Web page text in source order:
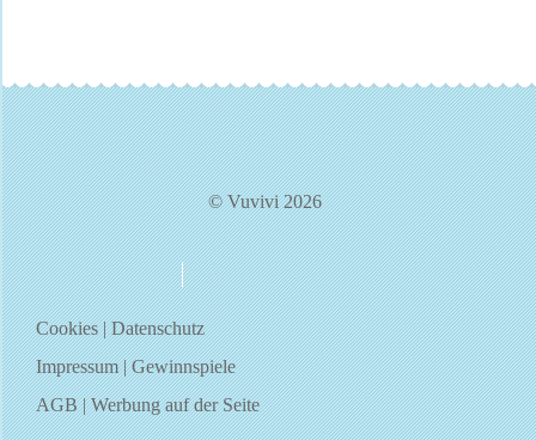
© Vuvivi 2026
über uns kontakt
Cookies|Datenschutz
Impressum|Gewinnspiele
AGB|Werbung auf der Seite